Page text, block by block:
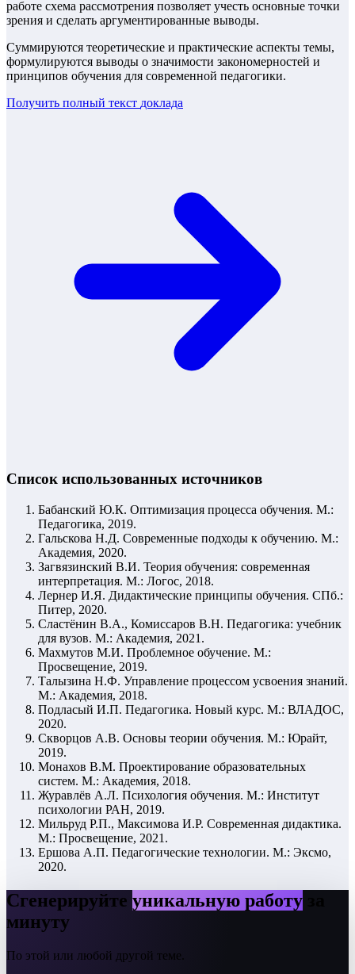
работе схема рассмотрения позволяет учесть основные точки
зрения и сделать аргументированные выводы.
Суммируются теоретические и практические аспекты темы,
формулируются выводы о значимости закономерностей и
принципов обучения для современной педагогики.
Получить полный текст доклада
Список использованных источников
Бабанский Ю.К. Оптимизация процесса обучения. М.:
Педагогика, 2019.
Гальскова Н.Д. Современные подходы к обучению. М.:
Академия, 2020.
Загвязинский В.И. Теория обучения: современная
интерпретация. М.: Логос, 2018.
Лернер И.Я. Дидактические принципы обучения. СПб.:
Питер, 2020.
Сластёнин В.А., Комиссаров В.Н. Педагогика: учебник
для вузов. М.: Академия, 2021.
Махмутов М.И. Проблемное обучение. М.:
Просвещение, 2019.
Талызина Н.Ф. Управление процессом усвоения знаний.
М.: Академия, 2018.
Подласый И.П. Педагогика. Новый курс. М.: ВЛАДОС,
2020.
Скворцов А.В. Основы теории обучения. М.: Юрайт,
2019.
Монахов В.М. Проектирование образовательных
систем. М.: Академия, 2018.
Журавлёв А.Л. Психология обучения. М.: Институт
психологии РАН, 2019.
Мильруд Р.П., Максимова И.Р. Современная дидактика.
М.: Просвещение, 2021.
Ершова А.П. Педагогические технологии. М.: Эксмо,
2020.
Сгенерируйте уникальную работу
минуту
По этой или любой другой теме.